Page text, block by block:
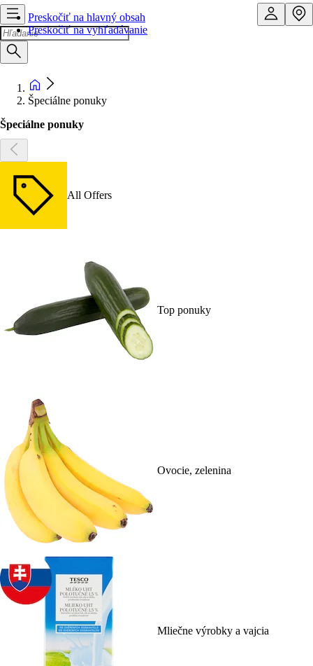
Preskočiť na hlavný obsah
Preskočiť na vyhľadávanie
Špeciálne ponuky
Špeciálne ponuky
All Offers
Top ponuky
Ovocie, zelenina
Mliečne výrobky a vajcia